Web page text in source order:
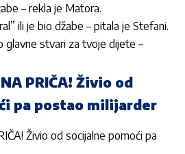
– rekla je Matora.
ili je bio džabe – pitala je Stefani.
glavne stvari za tvoje dijete –
PRIČA! Živio od
pa postao milijarder
Živio od socijalne pomoći pa